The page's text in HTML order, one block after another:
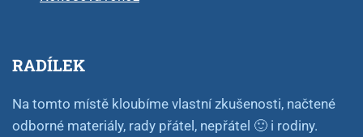
RADÍLEK
Na tomto místě kloubíme vlastní zkušenosti, načtené
odborné materiály, rady přátel, nepřátel 🙂 i rodiny.